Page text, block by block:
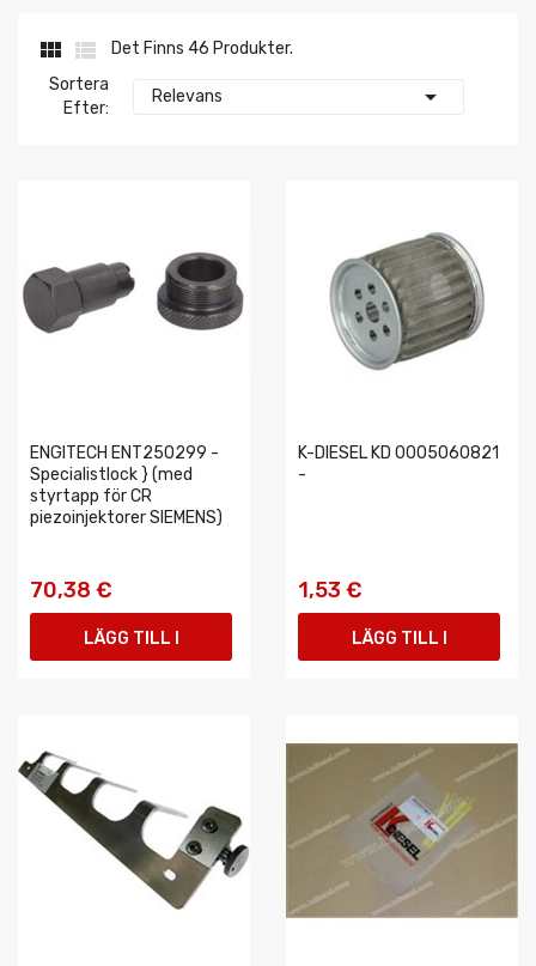
 
Det Finns 46 Produkter.
Sortera
Efter:
Relevans 
ENGITECH ENT250299 -
Specialistlock } (med
styrtapp för CR
piezoinjektorer SIEMENS)
70,38 €
LÄGG TILL I
K-DIESEL KD 0005060821
-
1,53 €
LÄGG TILL I